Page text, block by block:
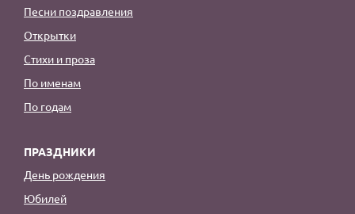
Песни поздравления
Открытки
Стихи и проза
По именам
По годам
ПРАЗДНИКИ
День рождения
Юбилей